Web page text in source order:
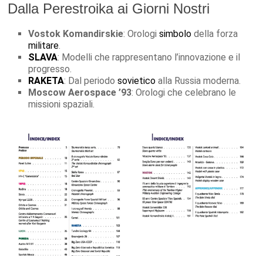
Dalla Perestroika ai Giorni Nostri
Vostok Komandirskie: Orologisimbolo della forza
militare.
SLAVA: Modelli che rappresentano l’innovazione e il
progresso.
RAKETA: Dal periodosovietico alla Russia moderna.
Moscow Aerospace ’93: Orologi che celebrano le
missioni spaziali.